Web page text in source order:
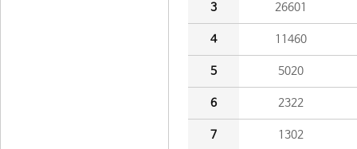
3 26601
4 11460
5 5020
6 2322
7 1302